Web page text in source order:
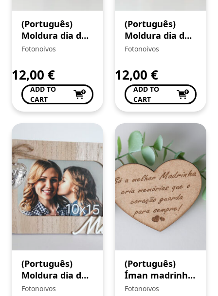
(Português)
Moldura dia do
Pai
Fotonoivos
12,00 €
ADD TO
CART
(Português)
Moldura dia do
Pai
Fotonoivos
12,00 €
ADD TO
CART
(Português)
Moldura dia da
Mãe
Fotonoivos
(Português)
Íman madrinha
Coração
Fotonoivos